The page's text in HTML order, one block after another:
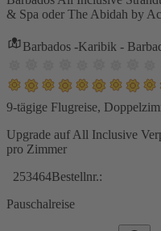
& Spa oder The Abidah by
Barbados -Karibik -
9-tägige Flugreise,
Upgrade auf All Inclusive
pro Zimmer
253464Bestellnr.:
Pauschalreise